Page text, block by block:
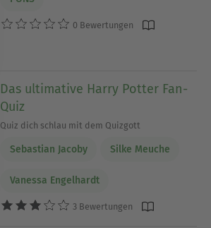
0 Bewertungen
Das ultimative Harry Potter Fan-
Quiz
Quiz dich schlau mit dem Quizgott
Sebastian Jacoby Silke Meuche
Vanessa Engelhardt
3 Bewertungen